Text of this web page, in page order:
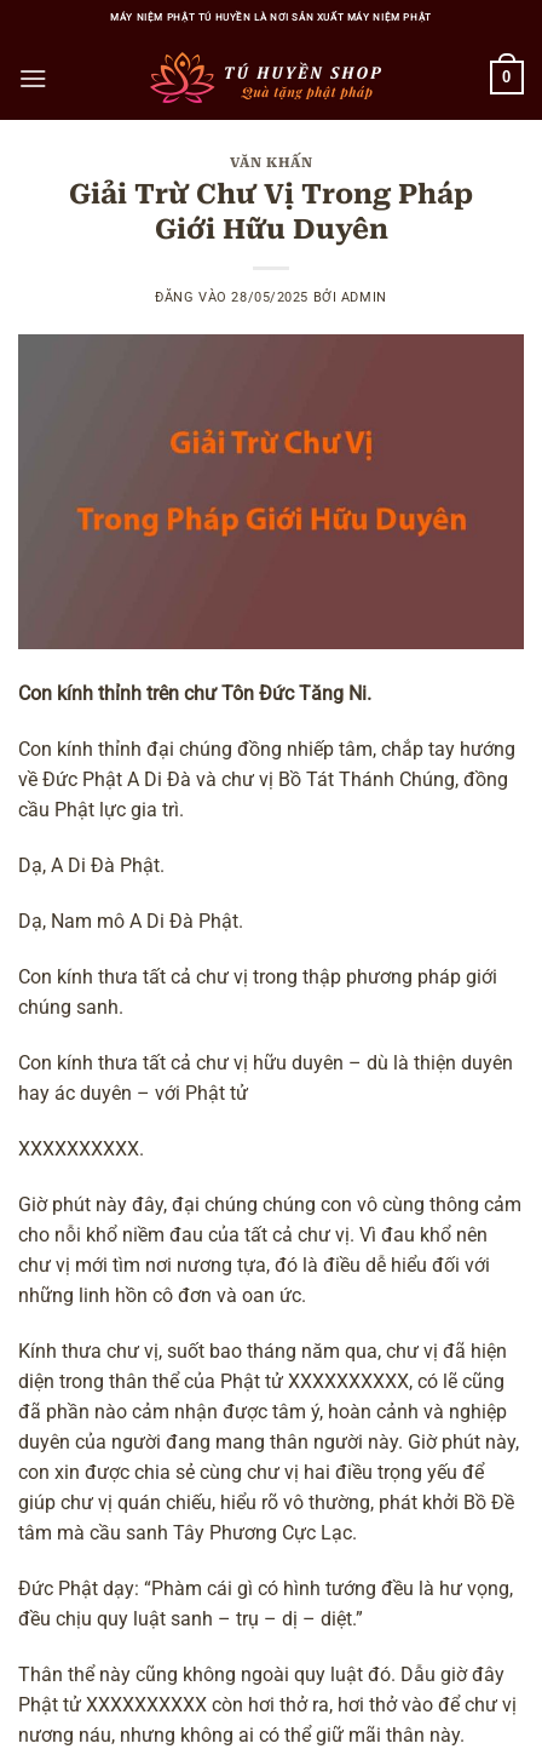
nội
MÁY NIỆM PHẬT TÚ HUYỀN LÀ NƠI SẢN XUẤT MÁY NIỆM PHẬT
0
VĂN KHẤN
Giải Trừ Chư Vị Trong Pháp
Giới Hữu Duyên
ĐĂNG VÀO28/05/2025 BỞI ADMIN
Con kính thỉnh trên chư Tôn Đức Tăng Ni.
Con kính thỉnh đại chúng đồng nhiếp tâm, chắp tay hướng
về Đức Phật A Di Đà và chư vị Bồ Tát Thánh Chúng, đồng
cầu Phật lực gia trì.
Dạ, A Di Đà Phật.
Dạ, Nam mô A Di Đà Phật.
Con kính thưa tất cả chư vị trong thập phương pháp giới
chúng sanh.
Con kính thưa tất cả chư vị hữu duyên – dù là thiện duyên
hay ác duyên – với Phật tử
XXXXXXXXXX.
Giờ phút này đây, đại chúng chúng con vô cùng thông cảm
cho nỗi khổ niềm đau của tất cả chư vị. Vì đau khổ nên
chư vị mới tìm nơi nương tựa, đó là điều dễ hiểu đối với
những linh hồn cô đơn và oan ức.
Kính thưa chư vị, suốt bao tháng năm qua, chư vị đã hiện
diện trong thân thể của Phật tử XXXXXXXXXX, có lẽ cũng
đã phần nào cảm nhận được tâm ý, hoàn cảnh và nghiệp
duyên của người đang mang thân người này. Giờ phút này,
con xin được chia sẻ cùng chư vị hai điều trọng yếu để
giúp chư vị quán chiếu, hiểu rõ vô thường, phát khởi Bồ Đề
tâm mà cầu sanh Tây Phương Cực Lạc.
Đức Phật dạy: “Phàm cái gì có hình tướng đều là hư vọng,
đều chịu quy luật sanh – trụ – dị – diệt.”
Thân thể này cũng không ngoài quy luật đó. Dẫu giờ đây
Phật tử XXXXXXXXXX còn hơi thở ra, hơi thở vào để chư vị
nương náu, nhưng không ai có thể giữ mãi thân này.